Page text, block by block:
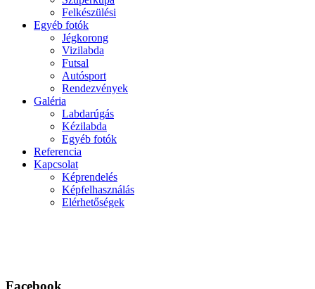
Felkészülési
Egyéb fotók
Jégkorong
Vizilabda
Futsal
Autósport
Rendezvények
Galéria
Labdarúgás
Kézilabda
Egyéb fotók
Referencia
Kapcsolat
Képrendelés
Képfelhasználás
Elérhetőségek
Facebook